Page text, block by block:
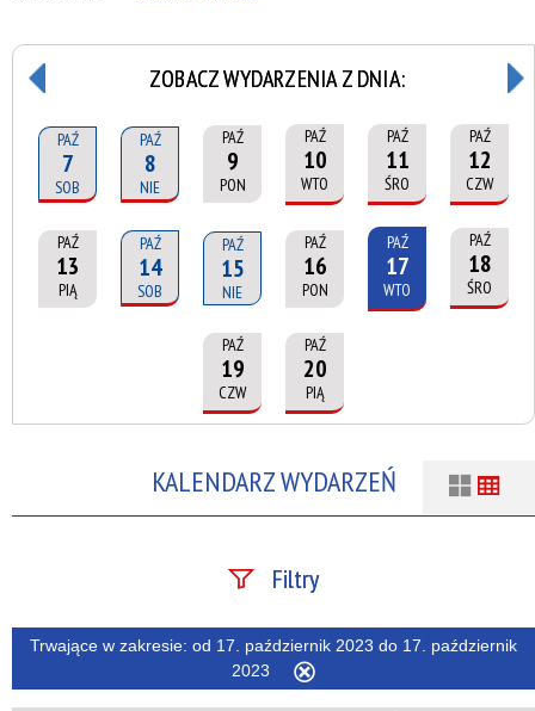
ZOBACZ WYDARZENIA Z DNIA:
PAŹ
7
SOB
PAŹ
8
NIE
PAŹ
9
PON
PAŹ
10
WTO
PAŹ
11
ŚRO
PAŹ
12
CZW
PAŹ
13
PIĄ
PAŹ
14
SOB
PAŹ
15
NIE
PAŹ
16
PON
PAŹ
17
WTO
PAŹ
18
ŚRO
PAŹ
19
CZW
PAŹ
20
PIĄ
KALENDARZ WYDARZEŃ
Filtry
Szukana fraza
Trwające w zakresie: od 17. październik 2023 do 17. październik
2023